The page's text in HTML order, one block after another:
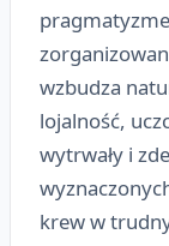
wzbudza
lojalność,
wytrwały i
krew w